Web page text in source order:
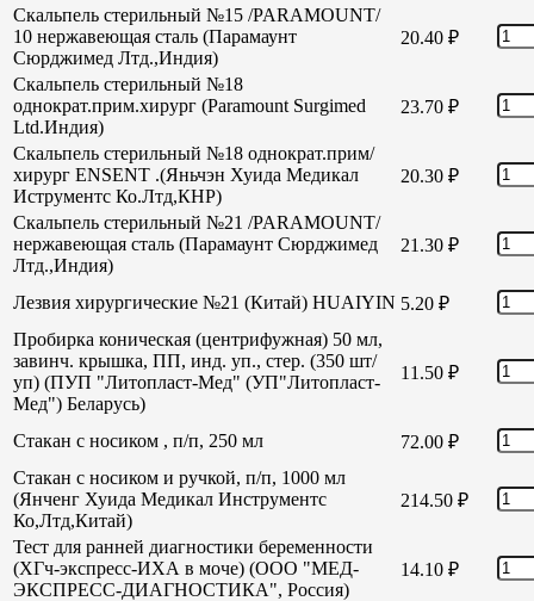
Скальпель стерильный №15 /PARAMOUNT/
10 нержавеющая сталь (Парамаунт
Сюрджимед Лтд.,Индия)
20.40 ₽
Скальпель стерильный №18
однократ.прим.хирург (Paramount Surgimed
Ltd.Индия)
23.70 ₽
Скальпель стерильный №18 однократ.прим/
хирург ENSENT .(Яньчэн Хуида Медикал
Иструментс Ко.Лтд,КНР)
20.30 ₽
Скальпель стерильный №21 /PARAMOUNT/
нержавеющая сталь (Парамаунт Сюрджимед
Лтд.,Индия)
21.30 ₽
Лезвия хирургические №21 (Китай) HUAIYIN 5.20 ₽
Пробирка коническая (центрифужная) 50 мл,
завинч. крышка, ПП, инд. уп., стер. (350 шт/
уп) (ПУП "Литопласт-Мед" (УП"Литопласт-
Мед") Беларусь)
11.50 ₽
Стакан с носиком , п/п, 250 мл 72.00 ₽
Стакан с носиком и ручкой, п/п, 1000 мл
(Янченг Хуида Медикал Инструментс
Ко,Лтд,Китай)
214.50 ₽
Тест для ранней диагностики беременности
(ХГч-экспресс-ИХА в моче) (ООО "МЕД-
ЭКСПРЕСС-ДИАГНОСТИКА", Россия)
14.10 ₽